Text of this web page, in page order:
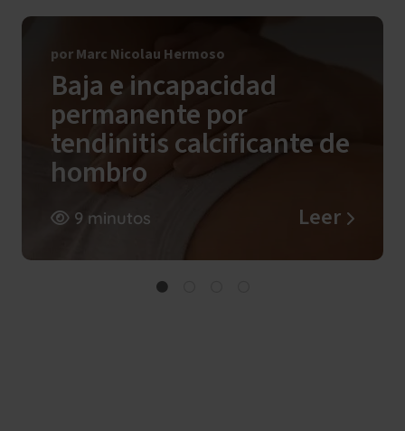
por Marc Nicolau Hermoso
Baja e incapacidad
permanente por
tendinitis calcificante de
hombro
9 minutos Leer